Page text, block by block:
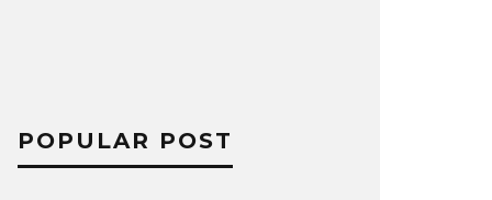
POPULAR POST